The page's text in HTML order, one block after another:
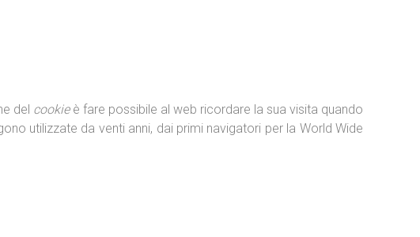
del cookieè fare possibile al web ricordare la sua visita quando
utilizzate da venti anni, dai primi navigatori per la World Wide